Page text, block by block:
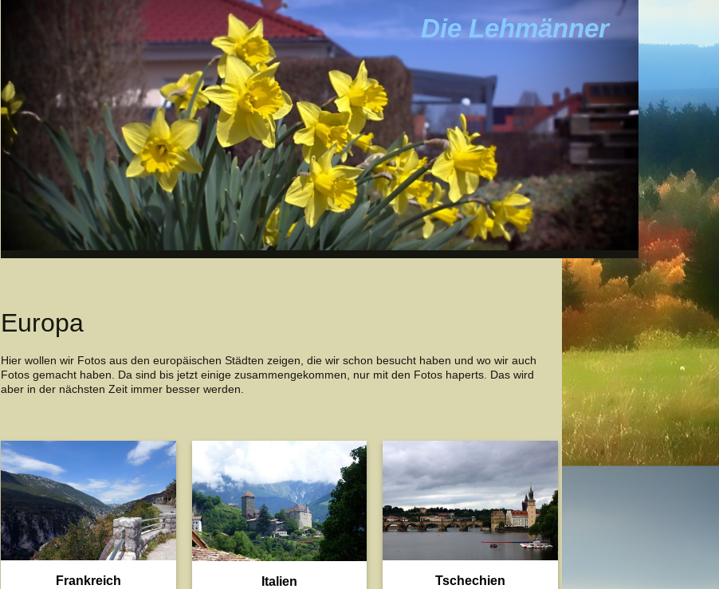
Die Lehmänner
Europa
Hier wollen wir Fotos aus den europäischen Städten zeigen, die wir schon besucht haben und wo wir auch
Fotos gemacht haben. Da sind bis jetzt einige zusammengekommen, nur mit den Fotos haperts. Das wird
aber in der nächsten Zeit immer besser werden.
Frankreich Italien Tschechien